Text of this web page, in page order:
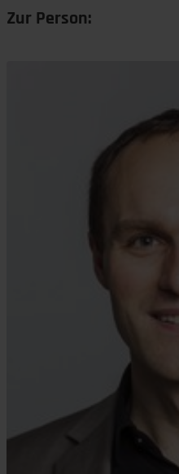
Zur Person: